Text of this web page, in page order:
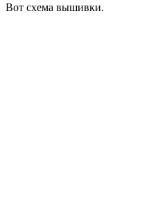
Вот схема вышивки.